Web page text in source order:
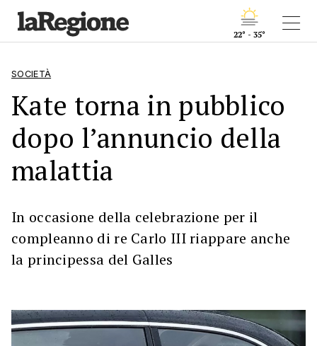
22° - 35°
SOCIETÀ
Kate torna in pubblico
dopo l’annuncio della
malattia
In occasione della celebrazione per il
compleanno di re Carlo III riappare anche
la principessa del Galles